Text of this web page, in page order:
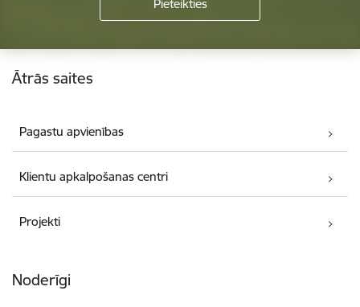
Kājene
Ātrās saites
Pagastu apvienības
Klientu apkalpošanas centri
Projekti
Noderīgi